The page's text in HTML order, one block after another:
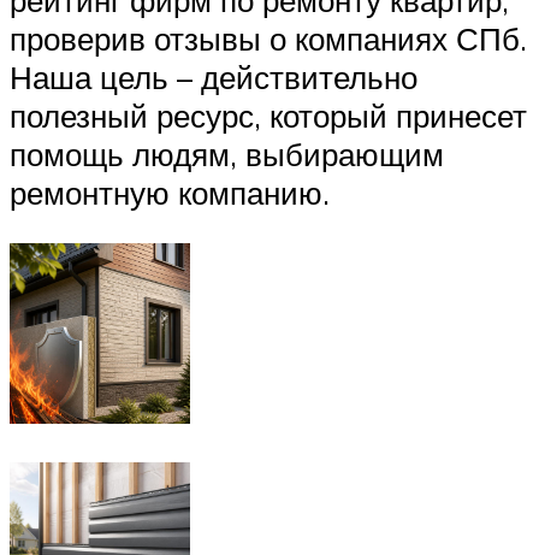
проверив отзывы о компаниях СПб.
Наша цель – действительно
полезный ресурс, который принесет
помощь людям, выбирающим
ремонтную компанию.